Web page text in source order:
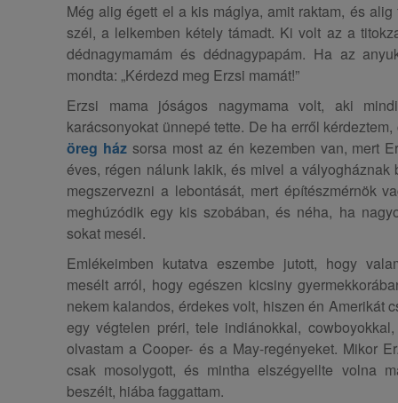
Még alig égett el a kis máglya, amit raktam, és
szél, a lelkemben kétely támadt. Ki volt az a
dédnagymamám és dédnagypapám. Ha az
mondta: „Kérdezd meg Erzsi mamát!”
Erzsi mama jóságos nagymama volt, aki
karácsonyokat ünnepé tette. De ha erről
öreg házsorsa most az én kezemben van, mert
éves, régen nálunk lakik, és mivel a vályogháznak
megszervezni a lebontását, mert építészmérnök
meghúzódik egy kis szobában, és néha, ha
sokat mesél.
Emlékeimben kutatva eszembe jutott, hogy
mesélt arról, hogy egészen kicsiny
nekem kalandos, érdekes volt, hiszen én Amerikát
egy végtelen préri, tele indiánokkal,
olvastam a Cooper- és a May-regényeket. Mikor
csak mosolygott, és mintha elszégyellte volna
beszélt, hiába faggattam.